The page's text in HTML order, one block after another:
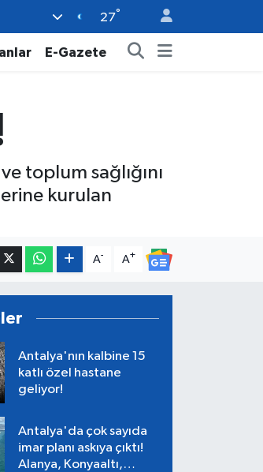
27°
E-Gazete
toplum sağlığını
kurulan
A- A+
Antalya'nın kalbine 15
katlı özel hastane
geliyor!
Antalya'da çok sayıda
imar planı askıya çıktı!
Alanya, Konyaaltı,